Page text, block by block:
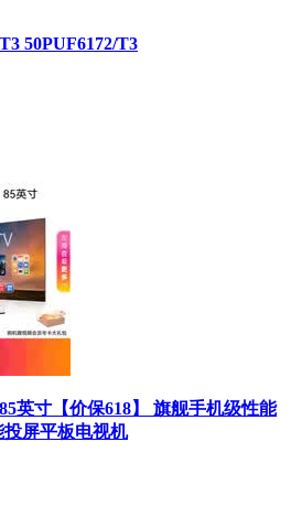
50PUF6172/T3
英寸【价保618】 旗舰手机级性能
屏平板电视机